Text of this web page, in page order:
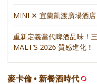
MINI ✕ 宜蘭凱渡廣場酒
重新定義當代啤酒品味！
MALT’S 2026 質感進化！
麥卡倫 • 新餐酒時代